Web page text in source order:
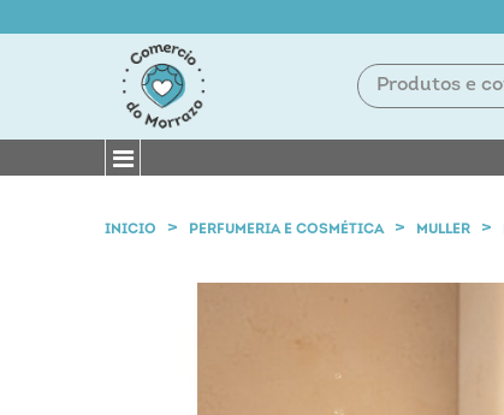
INICIO PERFUMERIA E COSMÉTICA MULLER